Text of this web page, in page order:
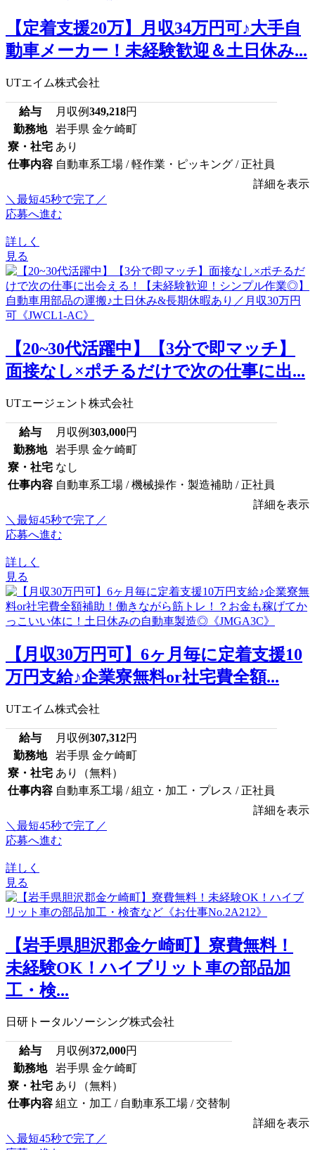
【定着支援20万】月収34万円可♪大手自
動車メーカー！未経験歓迎＆土日休み...
UTエイム株式会社
給与 月収例349,218円
勤務地
岩手県 金ケ崎町
寮・社宅 あり
仕事内容 自動車系工場 / 軽作業・ピッキング / 正社員
詳細を表示
＼最短45秒で完了／
応募へ進む
詳しく
見る
【20~30代活躍中】【3分で即マッチ】
面接なし×ポチるだけで次の仕事に出...
UTエージェント株式会社
給与 月収例303,000円
勤務地
岩手県 金ケ崎町
寮・社宅 なし
仕事内容 自動車系工場 / 機械操作・製造補助 / 正社員
詳細を表示
＼最短45秒で完了／
応募へ進む
詳しく
見る
【月収30万円可】6ヶ月毎に定着支援10
万円支給♪企業寮無料or社宅費全額...
UTエイム株式会社
給与 月収例307,312円
勤務地
岩手県 金ケ崎町
寮・社宅 あり（無料）
仕事内容 自動車系工場 / 組立・加工・プレス / 正社員
詳細を表示
＼最短45秒で完了／
応募へ進む
詳しく
見る
【岩手県胆沢郡金ケ崎町】寮費無料！
未経験OK！ハイブリット車の部品加
工・検...
日研トータルソーシング株式会社
給与 月収例372,000円
勤務地
岩手県 金ケ崎町
寮・社宅 あり（無料）
仕事内容 組立・加工 / 自動車系工場 / 交替制
詳細を表示
＼最短45秒で完了／